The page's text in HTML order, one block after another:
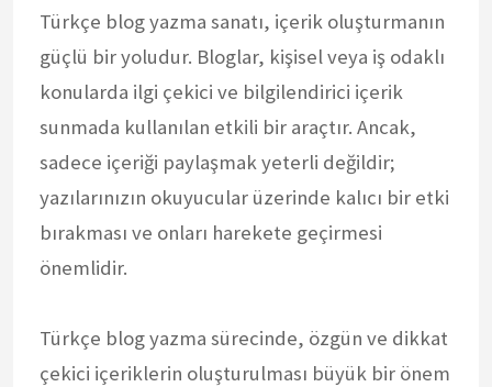
Türkçe blog yazma sanatı, içerik oluşturmanın
güçlü bir yoludur. Bloglar, kişisel veya iş odaklı
konularda ilgi çekici ve bilgilendirici içerik
sunmada kullanılan etkili bir araçtır. Ancak,
sadece içeriği paylaşmak yeterli değildir;
yazılarınızın okuyucular üzerinde kalıcı bir etki
bırakması ve onları harekete geçirmesi
önemlidir.
Türkçe blog yazma sürecinde, özgün ve dikkat
çekici içeriklerin oluşturulması büyük bir önem